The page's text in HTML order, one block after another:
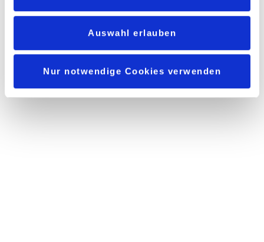
Auswahl erlauben
Nur notwendige Cookies verwenden